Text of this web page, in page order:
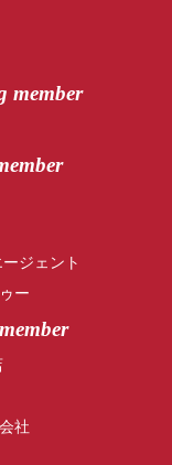
member
ジェント
ー
社